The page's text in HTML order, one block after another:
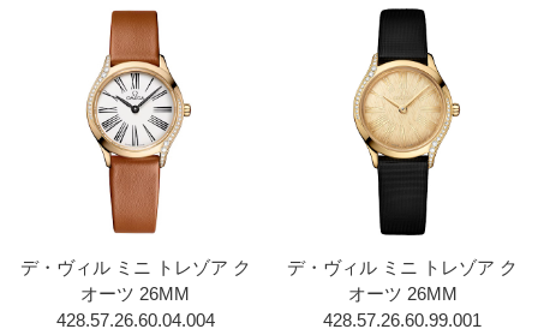
デ・ヴィル ミニ トレゾア ク
オーツ 26MM
428.57.26.60.04.00 4
デ・ヴィル ミニ トレゾア ク
オーツ 26MM
428.57.26.60.99.001